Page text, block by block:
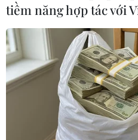
rằng CNRP sẽ được
theo đúng trình tự
trách nhiệmtrước pháp
trên ảnh hưởng
hòabình./.
tiềm năng hợp tác với